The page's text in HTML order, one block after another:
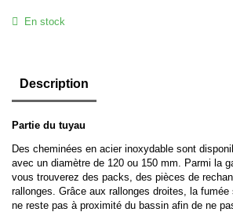
En stock
Description
Partie du tuyau
Des cheminées en acier inoxydable sont
avec un diamètre de 120 ou 150 mm. Parmi la
vous trouverez des packs, des pièces de
rallonges. Grâce aux rallonges droites, la
ne reste pas à proximité du bassin afin de ne